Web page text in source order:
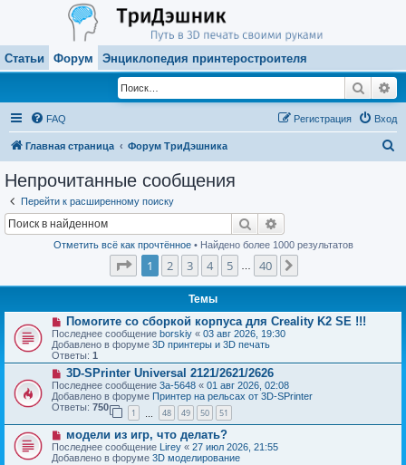
Статьи Форум Энциклопедия принтеростроителя
Поиск
FAQ Вход
Регистрация
Главная страница Форум ТриДэшника
Непрочитанные сообщения
Перейти к расширенному поиску
Поиск
Отметить всё как прочтённое• Найдено более 1000 результатов
Страница1 из
1 2 3 4 5 40
Темы
Н
о
в
о
е
с
о
о
б
е
н
и
е
Помогите со сборкой корпуса для Creality K2 SE !!!
Последнее сообщение borskiy « 03 авг 2026, 19:30
Добавлено в форуме 3D принтеры и 3D печать
Ответы: 1
Н
о
в
о
е
с
о
о
б
3D-SPrinter Universal 2121/2621/2626
Последнее сообщение 3a-5648 « 01 авг 2026, 02:08
Добавлено в форуме Принтер на рельсах от 3D-SPrinter
Ответы: 750
1 48 49 50 51
Н
о
в
модели из игр, что делать?
Последнее сообщение Lirey « 27 июл 2026, 21:55
Добавлено в форуме 3D моделирование